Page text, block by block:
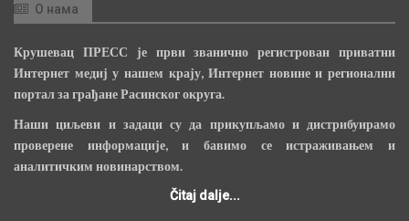
О нама
Крушевац ПРЕСС је први званично регистрован приватни
Интернет медиј у нашем крају, Интернет новине и регионални
портал за грађане Расинског округа.
Наши циљеви и задаци су да прикупљамо и дистрибуирамо
проверене информације, и бавимо се истраживањем и
аналитичким новинарством.
Čitaj dalje...